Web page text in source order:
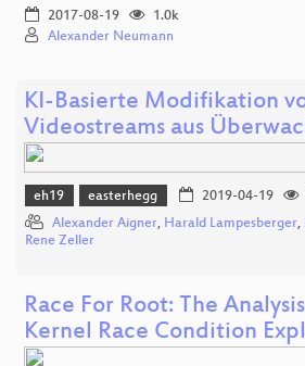
2017-08-19
1.0k
Alexander Neumann
KI-Basierte Modifikation
Videostreams aus
eh19 easterhegg 2019-04-19
Alexander Aigner, Harald Lampesberger,
Rene Zeller
Race For Root: The
Kernel Race Condition